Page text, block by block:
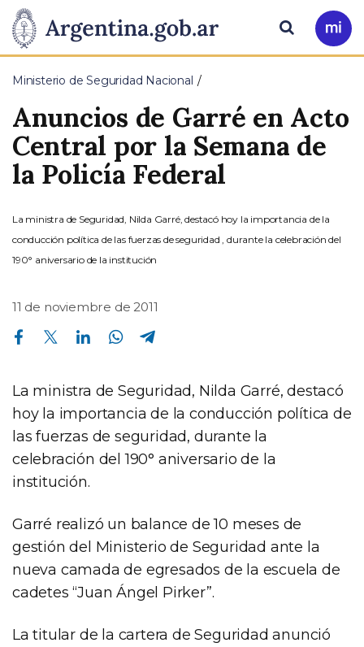
Presidencia
de
Nación
Pasar al contenido principal
Ir
a
Buscar
Ministerio de Seguridad Nacional
Anuncios de Garré en Acto
Central por la Semana de
la Policía Federal
La ministra de Seguridad, Nilda Garré, destacó hoy la importancia de la
conducción política de las fuerzas de seguridad , durante la celebración del
190° aniversario de la institución
11 de noviembre de 2011
Compartir en Facebook Compartir en Twitter Compartir en Linkedin Compartir en Whatsapp
La ministra de Seguridad, Nilda Garré, destacó
hoy la importancia de la conducción política de
las fuerzas de seguridad, durante la
celebración del 190° aniversario de la
institución.
Garré realizó un balance de 10 meses de
gestión del Ministerio de Seguridad ante la
nueva camada de egresados de la escuela de
cadetes “Juan Ángel Pirker”.
La titular de la cartera de Seguridad anunció